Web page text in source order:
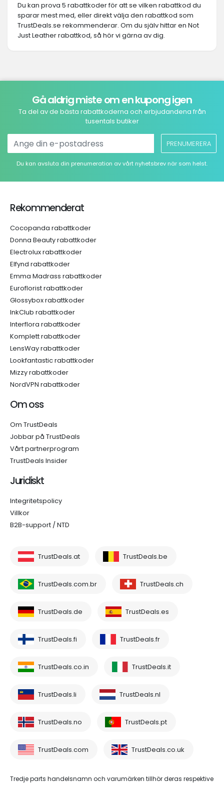
Du kan prova 5 rabattkoder för att se vilken rabattkod du
sparar mest med, eller direkt välja den rabattkod som
TrustDeals.se rekommenderar. Om du själv hittar en Not
Just Leather rabattkod, så hör vi gärna av dig.
Gå aldrig miste om en kupong igen
Ta del av de bästa rabattkoderna och erbjudandena från
tusentals butiker
PRENUMERERA
Du kan avsluta din prenumeration av vårt nyhetsbrev när som helst.
Rekommenderat
Cocopanda rabattkoder
Donna Beauty rabattkoder
Electrolux rabattkoder
Elfynd rabattkoder
Emma Madrass rabattkoder
Euroflorist rabattkoder
Glossybox rabattkoder
InkClub rabattkoder
Interflora rabattkoder
Komplett rabattkoder
LensWay rabattkoder
Lookfantastic rabattkoder
Mizzy rabattkoder
NordVPN rabattkoder
Om oss
Om TrustDeals
Jobbar på TrustDeals
Vårt partnerprogram
TrustDeals Insider
Juridiskt
Integritetspolicy
Villkor
B2B-support / NTD
TrustDeals.at TrustDeals.be
TrustDeals.com.br TrustDeals.ch
TrustDeals.de TrustDeals.es
TrustDeals.fi TrustDeals.fr
TrustDeals.co.in TrustDeals.it
TrustDeals.li TrustDeals.nl
TrustDeals.no TrustDeals.pt
TrustDeals.com TrustDeals.co.uk
Tredje parts handelsnamn och varumärken tillhör deras respektive